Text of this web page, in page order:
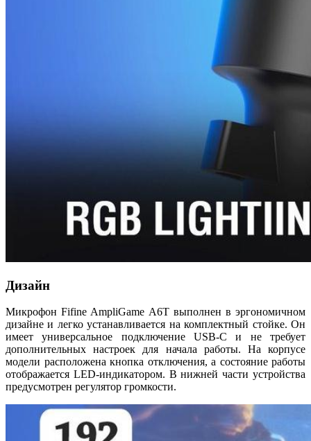
Дизайн
Микрофон Fifine AmpliGame A6T выполнен в эргономичном
дизайне и легко устанавливается на комплектный стойке. Он
имеет универсальное подключение USB-C и не требует
дополнительных настроек для начала работы. На корпусе
модели расположена кнопка отключения, а состояние работы
отображается LED-индикатором. В нижней части устройства
предусмотрен регулятор громкости.